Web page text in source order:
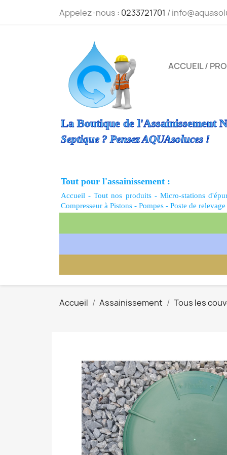
Appelez-nous : 0233721701 /
ACCUEIL /
La Boutique de l'Assainissement
Septique ? Pensez AQUAsoluces !
Tout pour l'assainissement :
Accueil -Tout nos produits- Micro-stations
Compresseur à Pistons - Pompes - Poste de relevage
Accueil Assainissement Tous les